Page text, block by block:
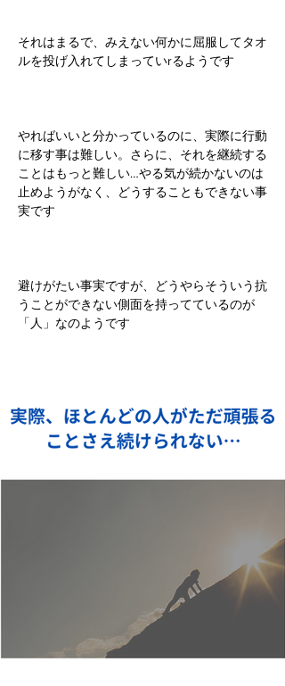
それはまるで、みえない何かに屈服してタオ
ルを投げ入れてしまっていrるようです
やればいいと分かっているのに、実際に行動
に移す事は難しい。さらに、それを継続する
ことはもっと難しい…やる気が続かないのは
止めようがなく、どうすることもできない事
実です
避けがたい事実ですが、どうやらそういう抗
うことができない側面を持ってているのが
「人」なのようです